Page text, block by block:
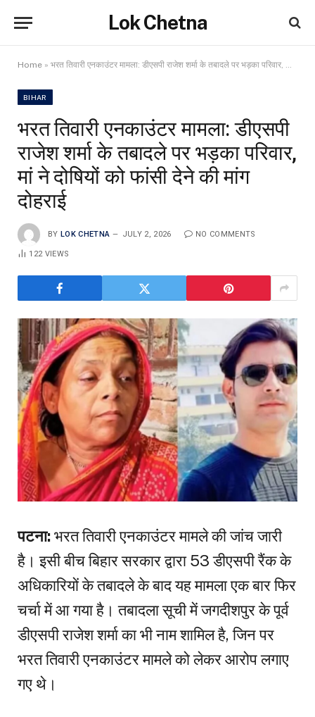
Lok Chetna
Home » भरत तिवारी एनकाउंटर मामला: डीएसपी राजेश शर्मा के तबादले पर भड़का परिवार, मां ने दोषियों को फांसी देने की मांग दोहराई
BIHAR
भरत तिवारी एनकाउंटर मामला: डीएसपी
राजेश शर्मा के तबादले पर भड़का परिवार,
मां ने दोषियों को फांसी देने की मांग
दोहराई
BY LOK CHETNA JULY 2, 2026 NO COMMENTS
122 VIEWS
पटना:भरत तिवारी एनकाउंटर मामले की जांच जारी
है। इसी बीच बिहार सरकार द्वारा 53 डीएसपी रैंक के
अधिकारियों के तबादले के बाद यह मामला एक बार फिर
चर्चा में आ गया है। तबादला सूची में जगदीशपुर के पूर्व
डीएसपी राजेश शर्मा का भी नाम शामिल है, जिन पर
भरत तिवारी एनकाउंटर मामले को लेकर आरोप लगाए
गए थे।